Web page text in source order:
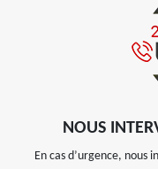
NOUS
En cas d’urgence, nous